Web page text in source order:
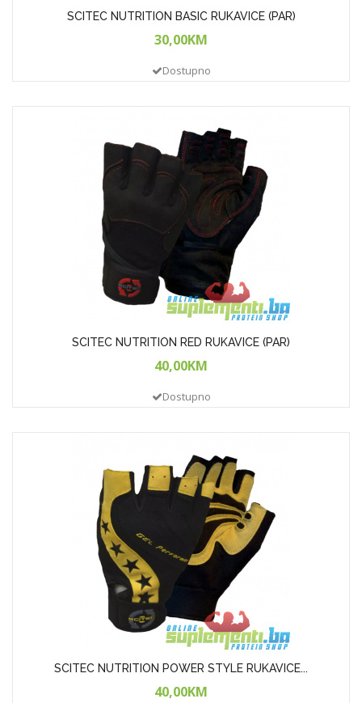
SCITEC NUTRITION BASIC RUKAVICE (PAR)
30,00KM
Dostupno
SCITEC NUTRITION RED RUKAVICE (PAR)
40,00KM
Dostupno
SCITEC NUTRITION POWER STYLE RUKAVICE...
40,00KM